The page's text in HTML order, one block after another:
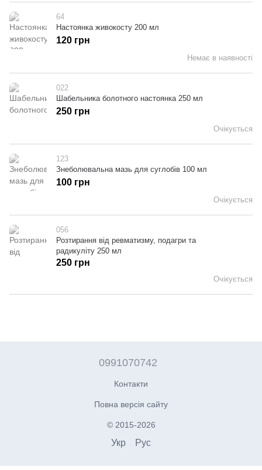
64
Настоянка живокосту 200 мл
Немає в наявності
120 грн
022
Шабельника болотного настоянка 250 мл
Очікується
250 грн
123
Знеболювальна мазь для суглобів 100 мл
Очікується
100 грн
056
Розтирання від ревматизму, подагри та
радикуліту 250 мл
Очікується
250 грн
0991070742
Контакти
Повна версія сайту
© 2015-2026
Укр Рус